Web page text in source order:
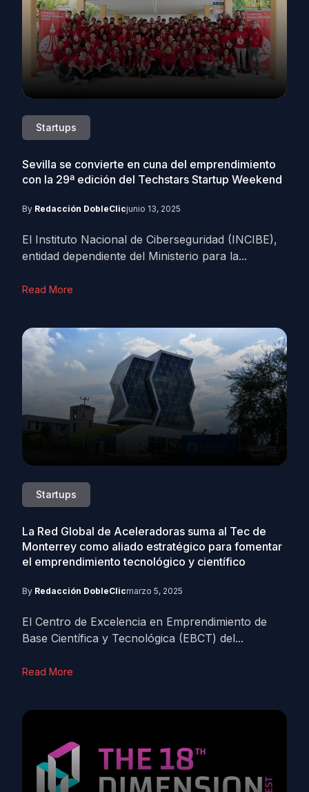
Startups
Sevilla se convierte en cuna del emprendimiento
con la 29ª edición del Techstars Startup Weekend
By Redacción DobleClicjunio 13, 2025
El Instituto Nacional de Ciberseguridad (INCIBE),
entidad dependiente del Ministerio para la...
Read More
Startups
La Red Global de Aceleradoras suma al Tec de
Monterrey como aliado estratégico para fomentar
el emprendimiento tecnológico y científico
By Redacción DobleClicmarzo 5, 2025
El Centro de Excelencia en Emprendimiento de
Base Científica y Tecnológica (EBCT) del...
Read More